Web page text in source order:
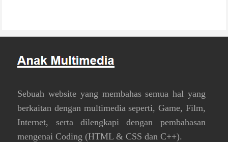
Sebuah website yang membahas semua hal yang
berkaitan dengan multimedia seperti, Game, Film,
Internet, serta dilengkapi dengan pembahasan
mengenai Coding (HTML & CSS dan C++).